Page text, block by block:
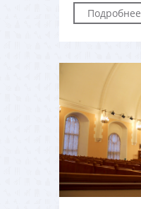
Подробнее